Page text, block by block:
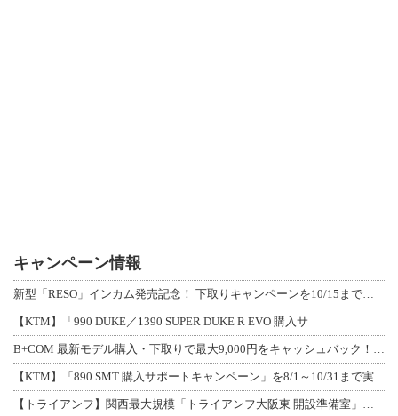
キャンペーン情報
【KTM】「990 DUKE／1390 SUPER DUKE R EVO 購入サ
【KTM】「890 SMT 購入サポートキャンペーン」を8/1～10/31まで実